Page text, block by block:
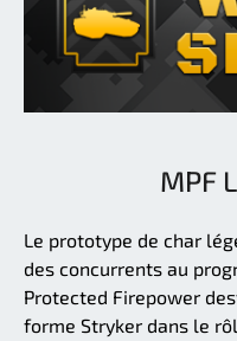
MPF
Le prototype de char
des concurrents au
Protected Firepower
forme Stryker dans le